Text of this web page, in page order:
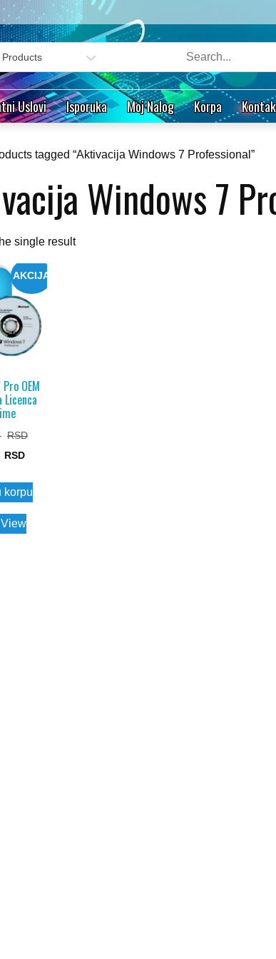
Uslovi Isporuka Moj Nalog Korpa
tagged “Aktivacija Windows 7 Professional”
Windows 7
single result
AKCIJA
OEM
Licenca
Original
12.745 $.
Current
is:
1.990 $.
korpu